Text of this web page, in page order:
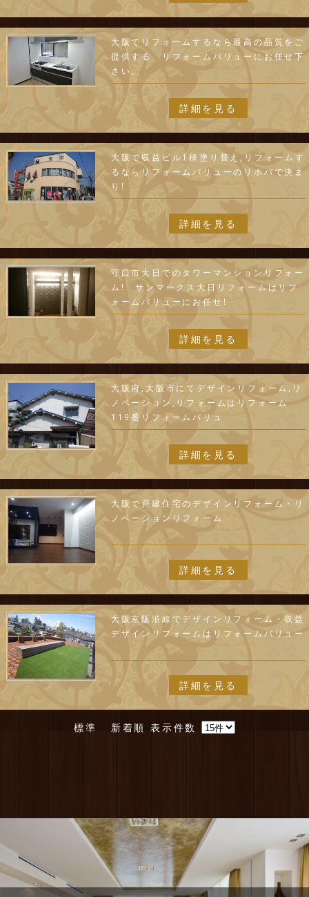
大阪でリフォームするなら最高の品質をご
提供する リフォームバリューにお任せ下
さい。
詳細を見る
大阪で収益ビル1棟塗り替え,リフォームす
るならリフォームバリューのリホバで決ま
り!
詳細を見る
守口市大日でのタワーマンションリフォー
ム! サンマークス大日リフォームはリフ
ォームバリューにお任せ!
詳細を見る
大阪府,大阪市にてデザインリフォーム,リ
ノベーション,リフォームはリフォーム
119番リフォームバリュ
詳細を見る
大阪で戸建住宅のデザインリフォーム・リ
ノベーションリフォーム
詳細を見る
大阪京阪沿線でデザインリフォーム・収益
デザインリフォームはリフォームバリュー
詳細を見る
標準 新着順 表示件数